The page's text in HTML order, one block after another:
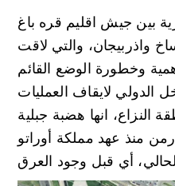
بين جيش اقليم قره باغ
واذربيجان، والتي لاقت
وخطورة الوضع القائم
الدولي لايقاف العمليات
النزاع، انها هضبة جبلية
منذ عهد مملكة أوراتو